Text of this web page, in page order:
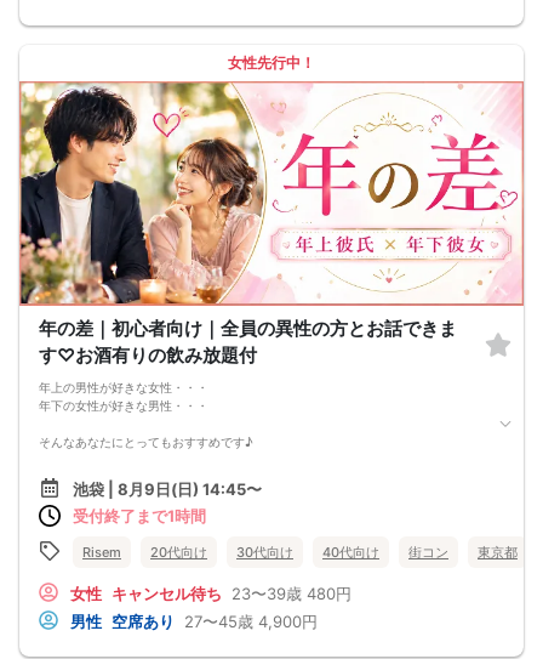
🔳飲食あり
《ドラマのロケ地で有名な会場で完全着席PARTY》
落ち着いた空間での交流が楽しめます！
《一人参加、初参加大歓迎》
完全着席スタイルですのでひとりぼっちになることはありません！お一人様参加
者様同士の席の配置。
スタッフのフォローが人気の理由です。
《恋人、友人、人脈、必ず出会える！関西で超人気の飲み会！が東京上陸！》
□結婚がしたい
□恋人が欲しい
□友人を増やしたい
□人脈を広げたい
□日常に刺激が欲しい
□お酒が大好き
□楽しいことが大好き
□飲み会が大好き
□みんなでワイワイしたい人
□確実に出会える街コンに参加したい人
□家と職場の往復の毎日を変えたい人
《シェフ自慢のコース料理》
を提供いただいております♪
《フリードリンク(90L.O)》
☆店員さんがご丁寧に一杯ずつ手作り致します！
100種類以上の豊富なドリンクメニュー、変わり種ドリンクもご用意♪
□ビール（お店おすすめのクラフトビールとなります、お一人様一杯までとなり
ます）
□ハイボール
□グラスワイン
□焼酎
女性先行中！
年の差｜初心者向け｜全員の異性の方とお話できま
す♡お酒有りの飲み放題付
年上の男性が好きな女性・・・
年下の女性が好きな男性・・・
そんなあなたにとってもおすすめです♪
可愛い年下女性や、大人の紳士な年上男性の魅力に惹かれてしまう♪♪
そんな素敵な男女の出会いの企画です♪
弊社のイベントは初参加の方がなんと8割以上と多数！！！
きちんとお話したい方に大好評中!!
困った事がございましたらスタッフまで♪
お気軽にご参加くださいませ♪
池袋 | 8月9日(日) 14:45〜
受付終了まで1時間
Risem 20代向け 30代向け 40代向け 街コン 東京都
女性 キャンセル待ち 23〜39歳 480円
男性 空席あり 27〜45歳 4,900円